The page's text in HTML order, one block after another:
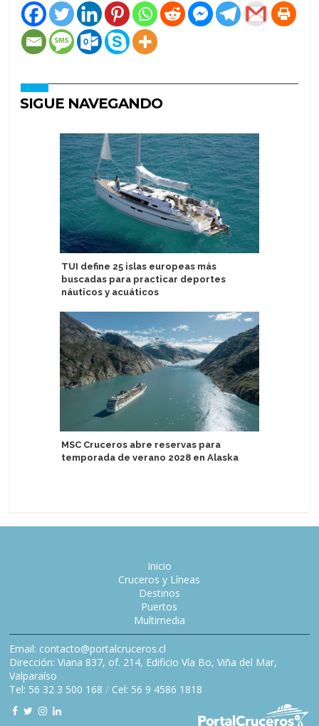
SIGUE NAVEGANDO
TUI define 25 islas europeas más
buscadas para practicar deportes
náuticos y acuáticos
MSC Cruceros abre reservas para
temporada de verano 2028 en Alaska
Inicio
Cruceros y Líneas
Destinos
Puertos
Multimedia
Email: contacto@portalcruceros.cl
Dirección: Viana 837, of. 214, Edificio Vía Bo, Viña del Mar,
Valparaíso
Tel: 56 32 3 500 168 / Cel: 56 9 4586 1818